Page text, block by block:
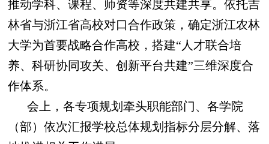
推动学科、课程、师资等深度共建共享。依托吉
林省与浙江省高校对口合作政策，确定浙江农林
大学为首要战略合作高校，搭建“人才联合培
养、科研协同攻关、创新平台共建”三维深度合
作体系。
会上，各专项规划牵头职能部门、各学院
（部）依次汇报学校总体规划指标分层分解、落